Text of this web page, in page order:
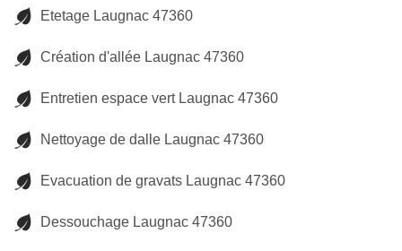
Etetage Laugnac 47360
Création d'allée Laugnac 47360
Entretien espace vert Laugnac 47360
Nettoyage de dalle Laugnac 47360
Evacuation de gravats Laugnac 47360
Dessouchage Laugnac 47360